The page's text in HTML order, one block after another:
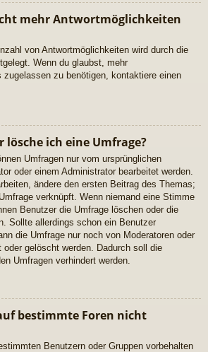
mehr Antwortmöglichkeiten
von Antwortmöglichkeiten wird durch die
Wenn du glaubst, mehr
zu benötigen, kontaktiere einen
lösche ich eine Umfrage?
Umfragen nur vom ursprünglichen
oder einem Administrator bearbeitet werden.
ändere den ersten Beitrag des Themas;
verknüpft. Wenn niemand eine Stimme
Benutzer die Umfrage löschen oder die
Sollte allerdings schon ein Benutzer
die Umfrage nur noch von Moderatoren oder
oder gelöscht werden. Dadurch soll die
Umfragen verhindert werden.
bestimmte Foren nicht
Benutzern oder Gruppen vorbehalten